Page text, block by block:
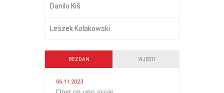
Danilo Kiš
Leszek Kołakowski
BEZDAN VIJESTI
06.11.2023